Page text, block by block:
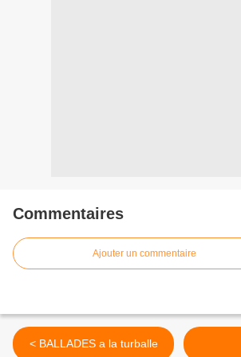
Commentaires
Ajouter un commentaire
< BALLADES a la turballe